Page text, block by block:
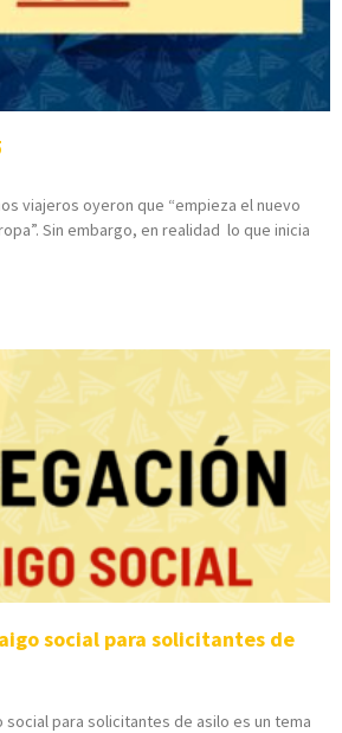
viajeros oyeron que “empieza el nuevo
Sin embargo, en realidad lo que inicia
social para solicitantes de
social para solicitantes de asilo es un tema